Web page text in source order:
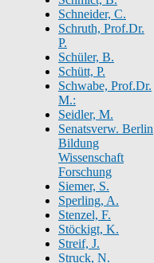
Schneider, C.
Schruth, Prof.Dr.
P.
Schüler, B.
Schütt, P.
Schwabe, Prof.Dr.
M.:
Seidler, M.
Senatsverw. Berlin
Bildung
Wissenschaft
Forschung
Siemer, S.
Sperling, A.
Stenzel, F.
Stöckigt, K.
Streif, J.
Struck, N.